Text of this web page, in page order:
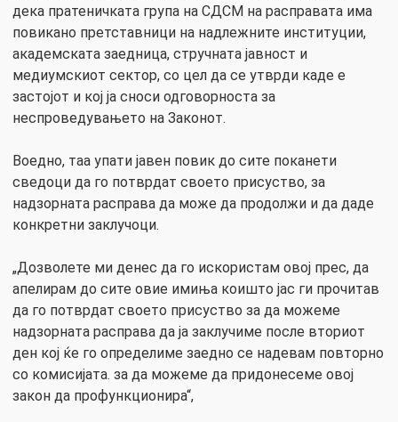
дека пратеничката група на СДСМ на расправата има
повикано претставници на надлежните институции,
академската заедница, стручната јавност и
медиумскиот сектор, со цел да се утврди каде е
застојот и кој ја сноси одговорноста за
неспроведувањето на Законот.
Воедно, таа упати јавен повик до сите поканети
сведоци да го потврдат своето присуство, за
надзорната расправа да може да продолжи и да даде
конкретни заклучоци.
„Дозволете ми денес да го искористам овој прес, да
апелирам до сите овие имиња коишто јас ги прочитав
да го потврдат своето присуство за да можеме
надзорната расправа да ја заклучиме после вториот
ден кој ќе го определиме заедно се надевам повторно
со комисијата. за да можеме да придонесеме овој
закон да профункционира“,